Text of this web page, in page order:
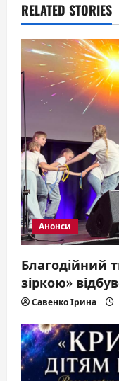
i
g
a
t
i
o
n
RELATED STORIES
Анонси
Благодійний
зіркою»
Савенко Ірина